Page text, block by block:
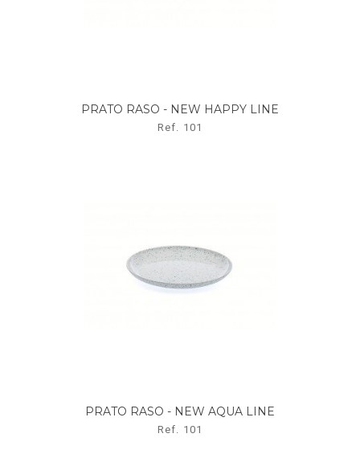
PRATO RASO - NEW HAPPY LINE
Ref. 101
PRATO RASO - NEW AQUA LINE
Ref. 101